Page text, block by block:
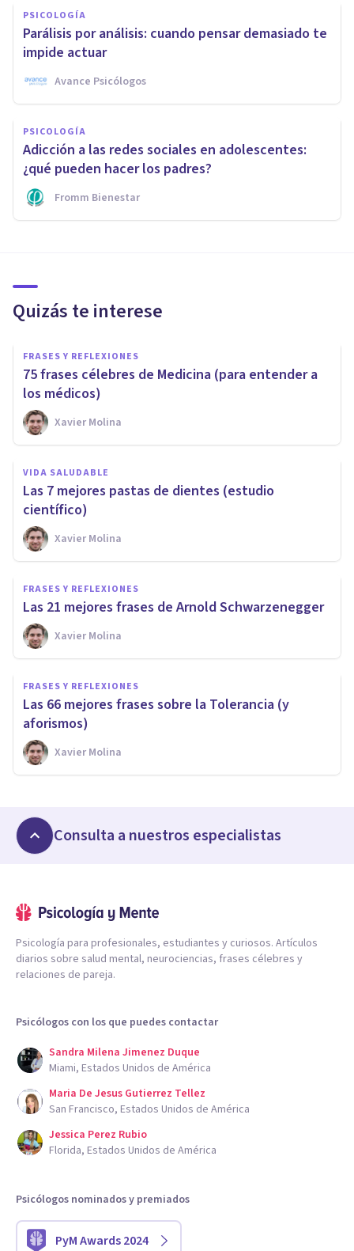
PSICOLOGÍA
Parálisis por análisis: cuando pensar demasiado te
impide actuar
Avance Psicólogos
PSICOLOGÍA
Adicción a las redes sociales en adolescentes:
¿qué pueden hacer los padres?
Fromm Bienestar
Quizás te interese
FRASES Y REFLEXIONES
75 frases célebres de Medicina (para entender a
los médicos)
Xavier Molina
VIDA SALUDABLE
Las 7 mejores pastas de dientes (estudio
científico)
Xavier Molina
FRASES Y REFLEXIONES
Las 21 mejores frases de Arnold Schwarzenegger
Xavier Molina
FRASES Y REFLEXIONES
Las 66 mejores frases sobre la Tolerancia (y
aforismos)
Xavier Molina
Consulta a nuestros especialistas
Psicología para profesionales, estudiantes y curiosos. Artículos
diarios sobre salud mental, neurociencias, frases célebres y
relaciones de pareja.
Psicólogos con los que puedes contactar
Sandra Milena Jimenez Duque
Miami, Estados Unidos de América
Maria De Jesus Gutierrez Tellez
San Francisco, Estados Unidos de América
Jessica Perez Rubio
Florida, Estados Unidos de América
Psicólogos nominados y premiados
PyM Awards 2024